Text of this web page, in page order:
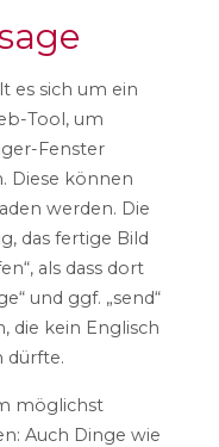
es sich um ein
Tool, um
Fenster
Diese können
werden. Die
das fertige Bild
als dass dort
und ggf. „send“
die kein Englisch
dürfte.
möglichst
Auch Dinge wie